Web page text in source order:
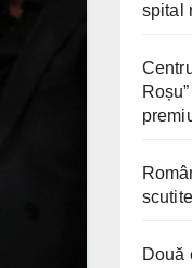
spital
Două